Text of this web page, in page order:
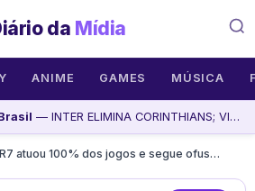
da Mídia
ANIME GAMES MÚSICA
— INTER ELIMINA CORINTHIANS; VINI RENOVA COM O REAL; VITÓRIA ATROPELA O ATHLETICO | De Placa, assista agora
CR7 atuou 100% dos jogos e segue ofuscado